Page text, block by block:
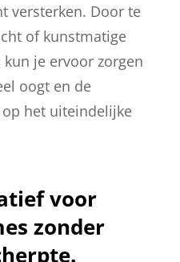
versterken. Door te
of kunstmatige
je ervoor zorgen
oogt en de
het uiteindelijke
voor
zonder